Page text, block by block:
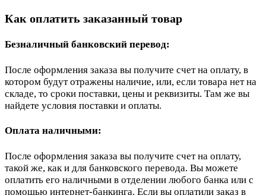
Как оплатить заказанный товар
Безналичный банковский перевод:
После оформления заказа вы получите счет на оплату, в
котором будут отражены наличие, или, если товара нет на
складе, то сроки поставки, цены и реквизиты. Там же вы
найдете условия поставки и оплаты.
Оплата наличными:
После оформления заказа вы получите счет на оплату,
такой же, как и для банковского перевода. Вы можете
оплатить его наличными в отделении любого банка или с
помощью интернет-банкинга. Если вы оплатили заказ в